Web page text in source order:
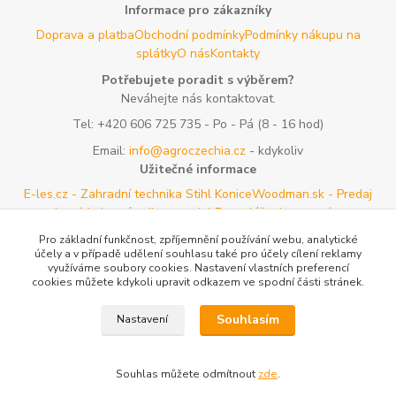
Informace pro zákazníky
Doprava a platbaObchodní podmínkyPodmínky nákupu na
splátkyO násKontakty
Potřebujete poradit s výběrem?
Neváhejte nás kontaktovat.
Tel: +420 606 725 735 - Po - Pá (8 - 16 hod)
Email: info@agroczechia.cz - kdykoliv
Užitečné informace
E-les.cz - Zahradní technika Stihl KoniceWoodman.sk - Predaj
lesníckeho náradia a potriebFormulář odstoupení o
smlouvyReklamace a vrácení zboží Rady a tipy
Tabulky rozměrů
oblečení a obuviMapa stránek
Vytvořeno na Eshop-rychle.cz
Pro základní funkčnost, zpříjemnění používání webu, analytické
účely a v případě udělení souhlasu také pro účely cílení reklamy
využíváme soubory cookies. Nastavení vlastních preferencí
cookies můžete kdykoli upravit odkazem ve spodní části stránek.
Nastavení Souhlasím
Souhlas můžete odmítnout zde.